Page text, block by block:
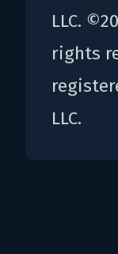
LLC.
rights
LLC.